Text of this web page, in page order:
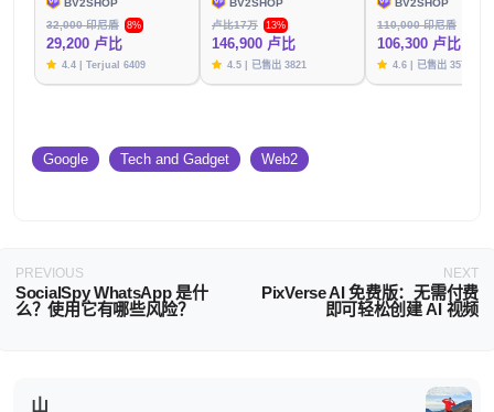
32,000 印尼盾
8%
29,200 卢比
4.4 | Terjual 6409
卢比17万
13%
146,900 卢比
4.5 | 已售出 3821
110,000 印尼盾
106,300 卢比
4.6 | 已售出 3576
Google Tech and Gadget Web2
PREVIOUS
SocialSpy WhatsApp 是什
么？使用它有哪些风险？
NEXT
PixVerse AI 免费版：无需付费
即可轻松创建 AI 视频
山